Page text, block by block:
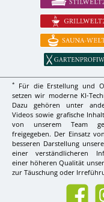
*
Für die Erstellung und
setzen wir moderne KI-
Dazu gehören unter
Videos sowie grafische
von unserem Team
freigegeben. Der Einsatz
besseren Darstellung
einer verständlicheren
einer höheren Qualität
zur Täuschung oder
Facebook